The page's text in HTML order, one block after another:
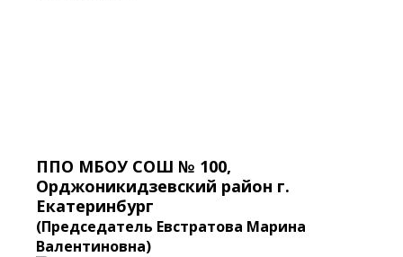
ППО МБОУ СОШ № 100,
Орджоникидзевский район г.
Екатеринбург
(Председатель Евстратова Марина
Валентиновна)